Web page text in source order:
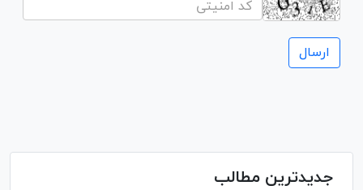
جدیدترین مطالب